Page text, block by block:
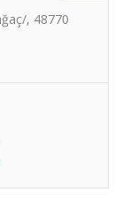
, 48770